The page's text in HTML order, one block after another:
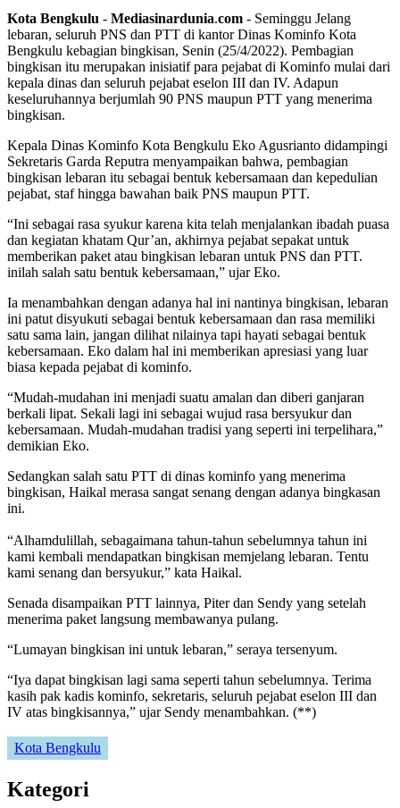
Kota Bengkulu - Mediasinardunia.com - Seminggu Jelang
lebaran, seluruh PNS dan PTT di kantor Dinas Kominfo Kota
Bengkulu kebagian bingkisan, Senin (25/4/2022). Pembagian
bingkisan itu merupakan inisiatif para pejabat di Kominfo mulai dari
kepala dinas dan seluruh pejabat eselon III dan IV. Adapun
keseluruhannya berjumlah 90 PNS maupun PTT yang menerima
bingkisan.
Kepala Dinas Kominfo Kota Bengkulu Eko Agusrianto didampingi
Sekretaris Garda Reputra menyampaikan bahwa, pembagian
bingkisan lebaran itu sebagai bentuk kebersamaan dan kepedulian
pejabat, staf hingga bawahan baik PNS maupun PTT.
“Ini sebagai rasa syukur karena kita telah menjalankan ibadah puasa
dan kegiatan khatam Qur’an, akhirnya pejabat sepakat untuk
memberikan paket atau bingkisan lebaran untuk PNS dan PTT.
inilah salah satu bentuk kebersamaan,” ujar Eko.
Ia menambahkan dengan adanya hal ini nantinya bingkisan, lebaran
ini patut disyukuti sebagai bentuk kebersamaan dan rasa memiliki
satu sama lain, jangan dilihat nilainya tapi hayati sebagai bentuk
kebersamaan. Eko dalam hal ini memberikan apresiasi yang luar
biasa kepada pejabat di kominfo.
“Mudah-mudahan ini menjadi suatu amalan dan diberi ganjaran
berkali lipat. Sekali lagi ini sebagai wujud rasa bersyukur dan
kebersamaan. Mudah-mudahan tradisi yang seperti ini terpelihara,”
demikian Eko.
Sedangkan salah satu PTT di dinas kominfo yang menerima
bingkisan, Haikal merasa sangat senang dengan adanya bingkasan
ini.
“Alhamdulillah, sebagaimana tahun-tahun sebelumnya tahun ini
kami kembali mendapatkan bingkisan memjelang lebaran. Tentu
kami senang dan bersyukur,” kata Haikal.
Senada disampaikan PTT lainnya, Piter dan Sendy yang setelah
menerima paket langsung membawanya pulang.
“Lumayan bingkisan ini untuk lebaran,” seraya tersenyum.
“Iya dapat bingkisan lagi sama seperti tahun sebelumnya. Terima
kasih pak kadis kominfo, sekretaris, seluruh pejabat eselon III dan
IV atas bingkisannya,” ujar Sendy menambahkan. (**)
Kota Bengkulu
Kategori